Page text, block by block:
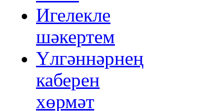
Игелекле
шәкертем
Үлгәннәрнең
каберен
хөрмәт